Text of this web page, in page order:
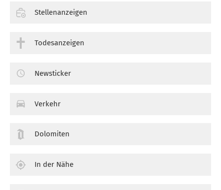
Stellenanzeigen
Todesanzeigen
Newsticker
Verkehr
Dolomiten
In der Nähe